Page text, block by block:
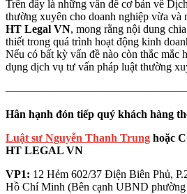
Trên đây là những vấn đề cơ bản về
thường xuyên cho doanh nghiệp vừa và
HT Legal VN, mong rằng nội dung
thiết trong quá trình hoạt động kinh
Nếu có bất kỳ vấn đề nào còn thắc mắc
dụng dịch vụ tư vấn pháp luật thường
Hân hạnh đón tiếp quý khách hàng
Luật sư Nguyễn Thanh Trung hoặc
HT LEGAL VN
VP1: 12 Hẻm 602/37 Điện Biên Phủ,
Hồ Chí Minh (Bên cạnh UBND